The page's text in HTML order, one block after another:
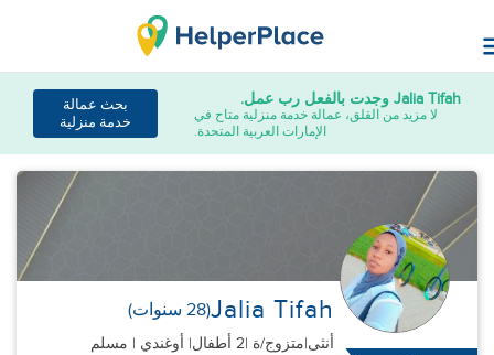
Jalia Tifah وجدت بالفعل رب عمل.
لا مزيد من القلق، عمالة خدمة منزلية متاح في
الإمارات العربية المتحدة.
بحث عمالة
خدمة منزلية
Jalia Tifah(28 سنوات)
أنثى|متزوج/ة |2 أطفال | أوغندي | مسلم